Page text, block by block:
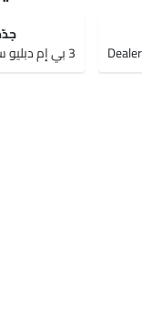
3 بي إم دبليو سيارة Dealers